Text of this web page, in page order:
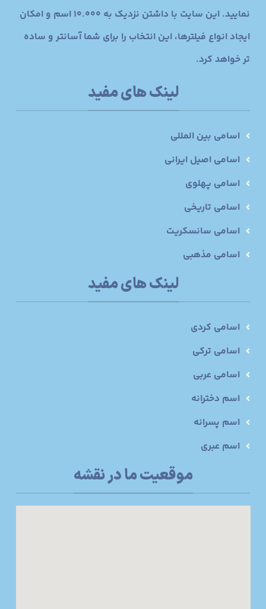
نمایید. این سایت با داشتن نزدیک به 10.000 اسم و امکان
ایجاد انواع فیلترها، این انتخاب را برای شما آسانتر و ساده
تر خواهد کرد.
لینک های مفید
اسامی بین المللی
اسامی اصیل ایرانی
اسامی پهلوی
اسامی تاریخی
اسامی سانسکریت
اسامی مذهبی
لینک های مفید
اسامی کردی
اسامی ترکی
اسامی عربی
اسم دخترانه
اسم پسرانه
اسم عبری
موقعیت ما در نقشه